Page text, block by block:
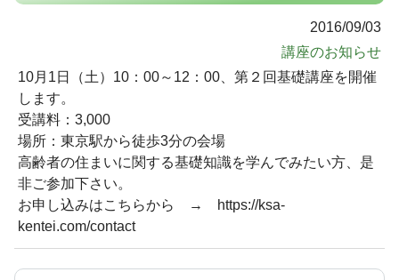
2016/09/03
講座のお知らせ
10月1日（土）10：00～12：00、第２回基礎講座を開催
します。
受講料：3,000
場所：東京駅から徒歩3分の会場
高齢者の住まいに関する基礎知識を学んでみたい方、是
非ご参加下さい。
お申し込みはこちらから → https://ksa-
kentei.com/contact